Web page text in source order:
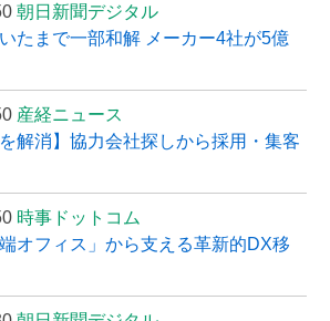
朝日新聞デジタル
たまで一部和解 メーカー4社が5億
産経ニュース
解消】協力会社探しから採用・集客
時事ドットコム
オフィス」から支える革新的DX移